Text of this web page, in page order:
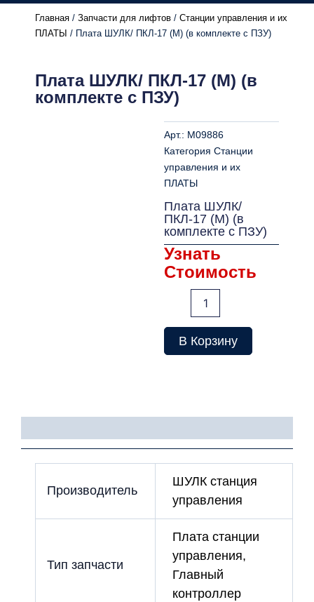
Главная / Запчасти для лифтов / Станции управления и их
ПЛАТЫ / Плата ШУЛК/ ПКЛ-17 (М) (в комплекте с ПЗУ)
Плата ШУЛК/ ПКЛ-17 (М) (в
комплекте с ПЗУ)
Арт.: M09886
Категория Станции
управления и их
ПЛАТЫ
Плата ШУЛК/
ПКЛ-17 (М) (в
комплекте с ПЗУ)
Узнать
Стоимость
ШУЛК/
ПКЛ-17
В Корзину
Производитель
ШУЛК станция
управления
Тип запчасти
Плата станции
управления,
Главный
контроллер